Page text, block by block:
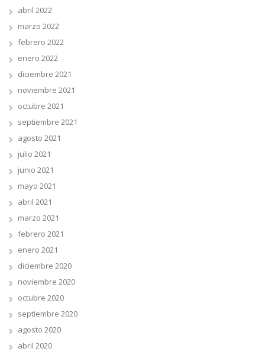
abril 2022
marzo 2022
febrero 2022
enero 2022
diciembre 2021
noviembre 2021
octubre 2021
septiembre 2021
agosto 2021
julio 2021
junio 2021
mayo 2021
abril 2021
marzo 2021
febrero 2021
enero 2021
diciembre 2020
noviembre 2020
octubre 2020
septiembre 2020
agosto 2020
abril 2020